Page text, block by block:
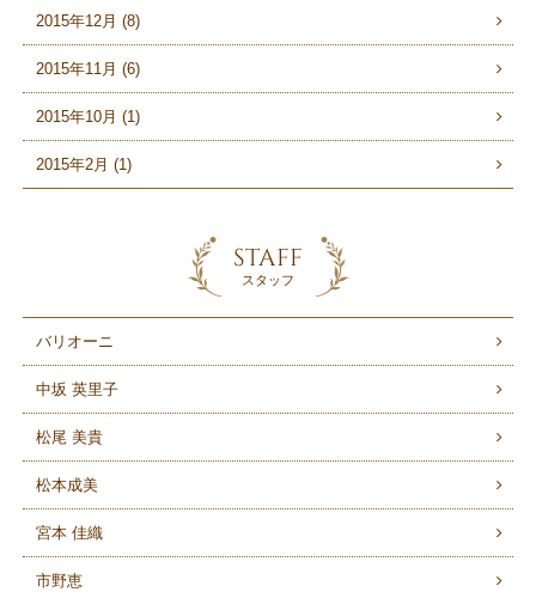
2015年12月 (8)
2015年11月 (6)
2015年10月 (1)
2015年2月 (1)
STAFF
スタッフ
バリオーニ
中坂 英里子
松尾 美貴
松本成美
宮本 佳織
市野恵